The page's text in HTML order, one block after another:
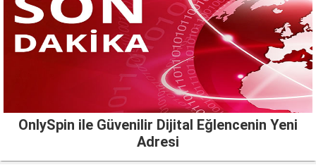
OnlySpin ile Güvenilir Dijital Eğlencenin Yeni
Adresi